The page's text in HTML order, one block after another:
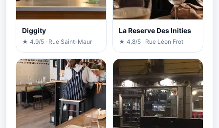
Diggity
★ 4.9/5 · Rue Saint-Maur
La Reserve Des Inities
★ 4.8/5 · Rue Léon Frot